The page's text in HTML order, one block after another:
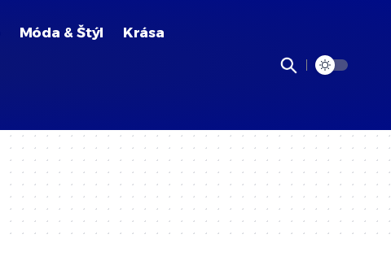
Móda & Štýl Krása